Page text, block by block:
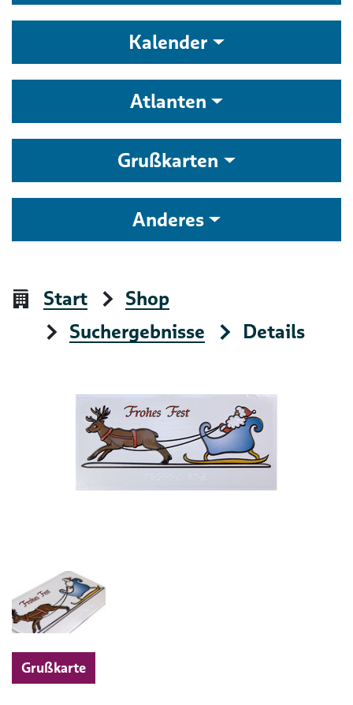
Kalender
Atlanten
Grußkarten
Anderes
Start
Shop
Suchergebnisse
Details
Grußkarte